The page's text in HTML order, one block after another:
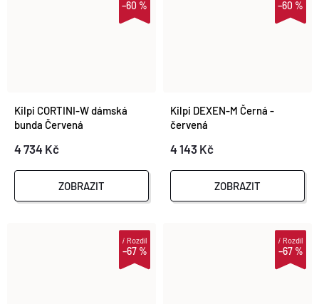
–60 %
Kilpi CORTINI-W dámská
bunda Červená
4 734 Kč
ZOBRAZIT
–60 %
Kilpi DEXEN-M Černá -
červená
4 143 Kč
ZOBRAZIT
–67 %
iRozdíl
–67 %
iRozdíl